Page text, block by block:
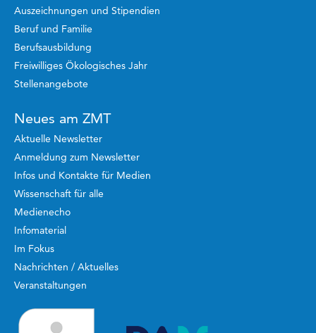
Auszeichnungen und Stipendien
Beruf und Familie
Berufsausbildung
Freiwilliges Ökologisches Jahr
Stellenangebote
Neues am ZMT
Aktuelle Newsletter
Anmeldung zum Newsletter
Infos und Kontakte für Medien
Wissenschaft für alle
Medienecho
Infomaterial
Im Fokus
Nachrichten / Aktuelles
Veranstaltungen